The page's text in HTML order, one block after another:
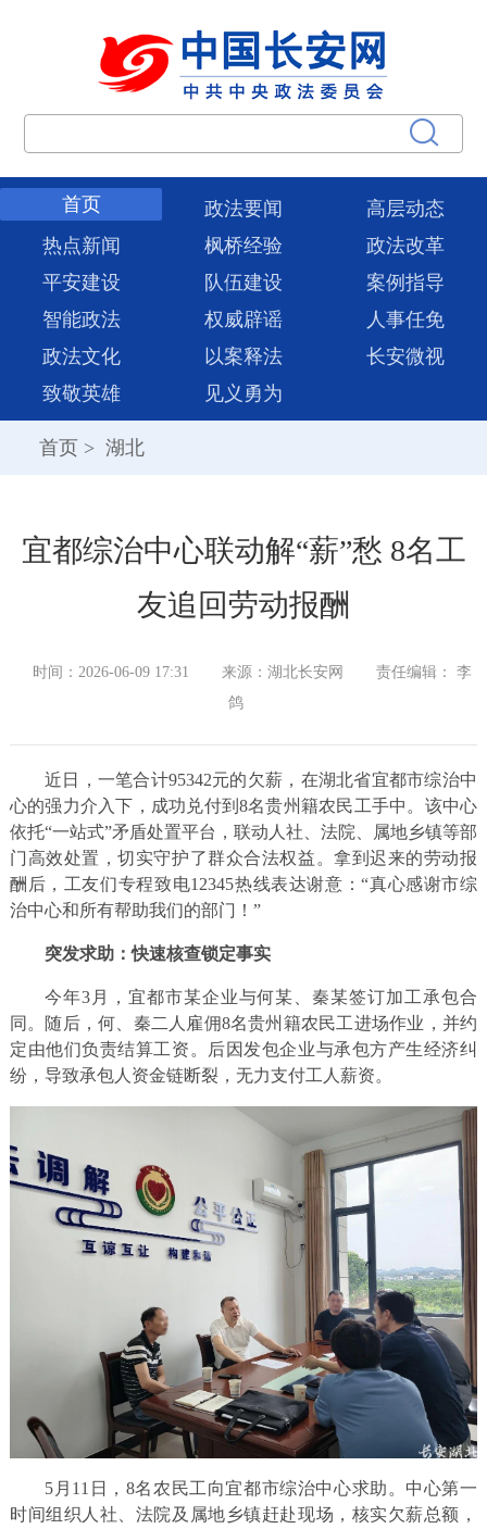
首页 政法要闻
高层动态
热点新闻
枫桥经验
政法改革
平安建设
队伍建设
案例指导
智能政法
权威辟谣
人事任免
政法文化
以案释法
长安微视
致敬英雄
见义勇为
首页 > 湖北
宜都综治中心联动解“薪”愁 8名工
友追回劳动报酬
时间：2026-06-09 17:31 来源：湖北长安网
责任编辑： 李
鸽
近日，一笔合计95342元的欠薪，在湖北省宜都市综治中
心的强力介入下，成功兑付到8名贵州籍农民工手中。该中心
依托“一站式”矛盾处置平台，联动人社、法院、属地乡镇等部
门高效处置，切实守护了群众合法权益。拿到迟来的劳动报
酬后，工友们专程致电12345热线表达谢意：“真心感谢市综
治中心和所有帮助我们的部门！”
突发求助：快速核查锁定事实
今年3月，宜都市某企业与何某、秦某签订加工承包合
同。随后，何、秦二人雇佣8名贵州籍农民工进场作业，并约
定由他们负责结算工资。后因发包企业与承包方产生经济纠
纷，导致承包人资金链断裂，无力支付工人薪资。
5月11日，8名农民工向宜都市综治中心求助。中心第一
时间组织人社、法院及属地乡镇赶赴现场，核实欠薪总额，